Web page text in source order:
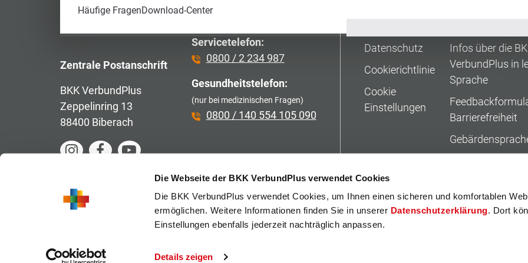
Die Webseite der BKK VerbundPlus verwendet Cookies
Die BKK VerbundPlus verwendet Cookies, um Ihnen einen sicheren und komfortablen
ermöglichen. Weitere Informationen finden Sie in unserer Datenschutzerklärung. Dort
Einstellungen ebenfalls jederzeit nachträglich anpassen.
Details zeigen
Häufige FragenDownload-Center
Zentrale Postanschrift
BKK VerbundPlus
Zeppelinring 13
88400 Biberach
zum
Instagram-
zum
Facebook-
zum
YouTube-
07351 / 18 24 775
Servicetelefon:
0800 / 2 234 987
Gesundheitstelefon:
(nur bei medizinischen Fragen)
0800 / 140 554 105 090
Datenschutz
Cookierichtlinie
Cookie
Einstellungen
Infos über die
VerbundPlus in
Sprache
Barrierefreiheit
BKK